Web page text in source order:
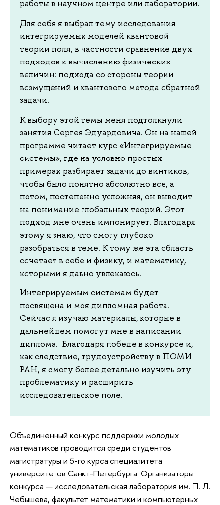
работы в научном центре или лаборатории.
Для себя я выбрал тему исследования
интегрируемых моделей квантовой
теории поля, в частности сравнение двух
подходов к вычислению физических
величин: подхода со стороны теории
возмущений и квантового метода обратной
задачи.
К выбору этой темы меня подтолкнули
занятия Сергея Эдуардовича. Он на нашей
программе читает курс «Интегрируемые
системы», где на условно простых
примерах разбирает задачи до винтиков,
чтобы было понятно абсолютно все, а
потом, постепенно усложняя, он выводит
на понимание глобальных теорий. Этот
подход мне очень импонирует. Благодаря
этому я знаю, что смогу глубоко
разобраться в теме. К тому же эта область
сочетает в себе и физику, и математику,
которыми я давно увлекаюсь.
Интегрируемым системам будет
посвящена и моя дипломная работа.
Сейчас я изучаю материалы, которые в
дальнейшем помогут мне в написании
диплома. Благодаря победе в конкурсе и,
как следствие, трудоустройству в ПОМИ
РАН, я смогу более детально изучить эту
проблематику и расширить
исследовательское поле.
Объединенный конкурс поддержки молодых
математиков проводится среди студентов
магистратуры и 5-го курса специалитета
университетов Санкт-Петербурга. Организаторы
конкурса — исследовательская лаборатория им. П. Л.
Чебышева, факультет математики и компьютерных